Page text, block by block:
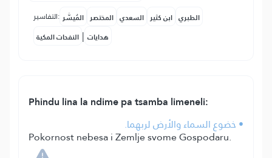
التفاسير: المُيسَّر المختصر السعدي ابن كثير الطبري
النفحات المكية | هدايات
Phindu lina la ndime pa tsamba limeneli:
• خضوع السماء والأرض لربهما.
Pokornost nebesa i Zemlje svome Gospodaru.